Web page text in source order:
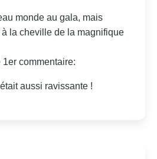
monde au gala, mais
à la cheville de la magnifique
1er commentaire:
aussi ravissante !